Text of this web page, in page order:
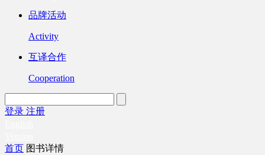
品牌活动
Activity
互译合作
Cooperation
登录 注册
首页 图书详情